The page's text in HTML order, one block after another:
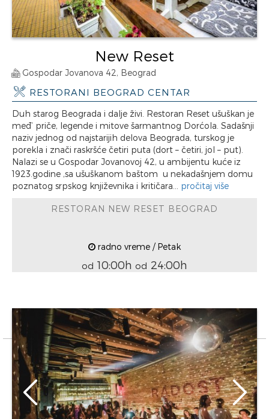
New Reset
Gospodar Jovanova 42, Beograd
RESTORANI BEOGRAD CENTAR
Duh starog Beograda i dalje živi. Restoran Reset ušuškan je
međ’ priče, legende i mitove šarmantnog Dorćola. Sadašnji
naziv jednog od najstarijih delova Beograda, turskog je
porekla i znači raskršće četiri puta (dort – četiri, jol – put).
Nalazi se u Gospodar Jovanovoj 42, u ambijentu kuće iz
1923.godine ,sa ušuškanom baštom u nekadašnjem domu
poznatog srpskog književnika i kritičara... pročitaj više
RESTORAN NEW RESET BEOGRAD
radno vreme / Petak
od 10:00h od 24:00h